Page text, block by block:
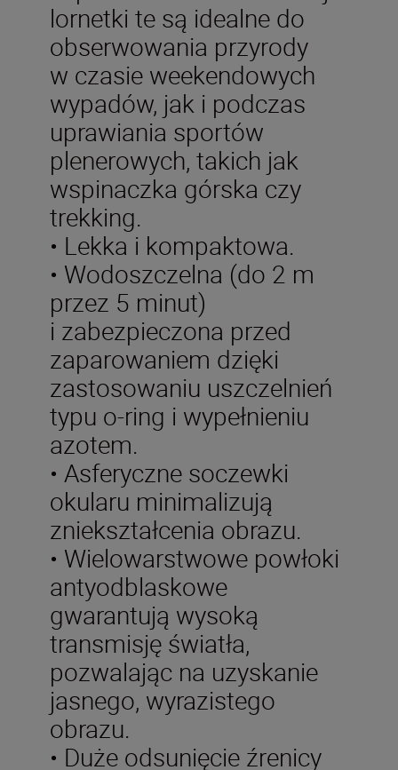
lornetki te są idealne do
obserwowania przyrody
w czasie weekendowych
wypadów, jak i podczas
uprawiania sportów
plenerowych, takich jak
wspinaczka górska czy
trekking.
• Lekka i kompaktowa.
• Wodoszczelna (do 2 m
przez 5 minut)
i zabezpieczona przed
zaparowaniem dzięki
zastosowaniu uszczelnień
typu o-ring i wypełnieniu
azotem.
• Asferyczne soczewki
okularu minimalizują
zniekształcenia obrazu.
• Wielowarstwowe powłoki
antyodblaskowe
gwarantują wysoką
transmisję światła,
pozwalając na uzyskanie
jasnego, wyrazistego
obrazu.
• Duże odsunięcie źrenicy